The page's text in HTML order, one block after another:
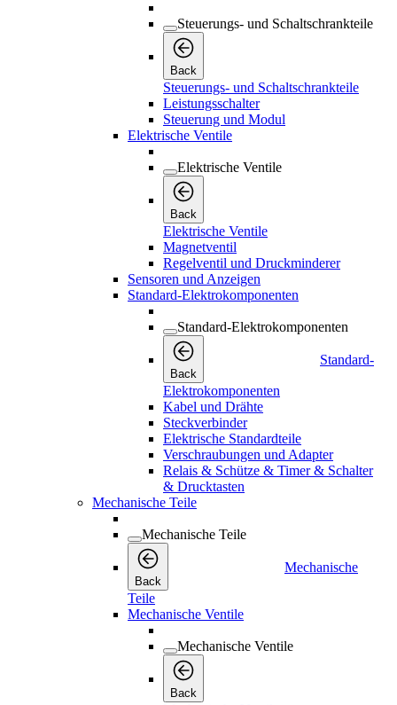
Steuerungs- und Schaltschrankteile
Back
Steuerungs- und Schaltschrankteile
Leistungsschalter
Steuerung und Modul
Elektrische Ventile
Elektrische Ventile
Back
Elektrische Ventile
Magnetventil
Regelventil und Druckminderer
Sensoren und Anzeigen
Standard-Elektrokomponenten
Standard-Elektrokomponenten
Back
Standard-
Elektrokomponenten
Kabel und Drähte
Steckverbinder
Elektrische Standardteile
Verschraubungen und Adapter
Relais & Schütze & Timer & Schalter
& Drucktasten
Mechanische Teile
Mechanische Teile
Back
Mechanische
Teile
Mechanische Ventile
Mechanische Ventile
Back